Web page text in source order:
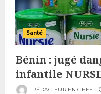
Santé
Bénin : jugé
infantile
RÉDACTEUR EN CHEF